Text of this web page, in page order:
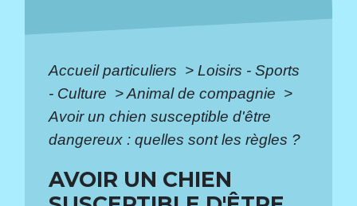
Accueil particuliers > Loisirs - Sports
- Culture >Animal de compagnie >
Avoir un chien susceptible d'être
dangereux : quelles sont les règles ?
AVOIR UN CHIEN